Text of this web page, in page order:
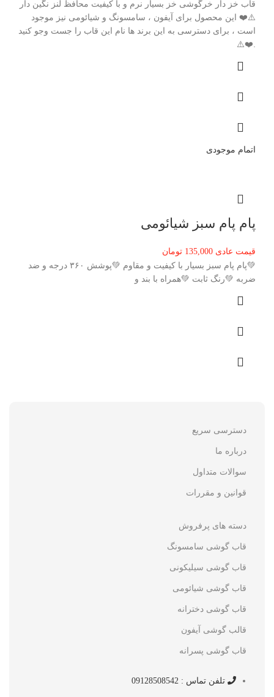
قاب خز دار خرگوشی خز بسیار نرم و با کیفیت محافظ لنز نگین دار
⚠️❤️ این محصول برای آیفون ، سامسونگ و شیائومی نیز موجود
است ، برای دسترسی به این برند ها نام این قاب را جست وجو کنید
.❤️⚠️
اتمام موجودی
پام پام سبز شیائومی
قیمت عادی 135,000 تومان
💚پام پام سبز بسیار با کیفیت و مقاوم 💚پوشش ۳۶۰ درجه و ضد
ضربه 💚رنگ ثابت 💚همراه با بند و
دسترسی سریع
درباره ما
سوالات متداول
قوانین و مقررات
دسته های پرفروش
قاب گوشی سامسونگ
قاب گوشی سیلیکونی
قاب گوشی شیائومی
قاب گوشی دخترانه
قالب گوشی آیفون
قاب گوشی پسرانه
تلفن تماس : 09128508542